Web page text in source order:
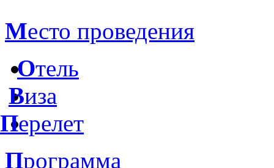
Место проведения
Отель
Виза
Перелет
Программа